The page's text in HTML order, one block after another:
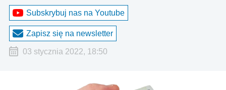
Subskrybuj nas na Youtube
Zapisz się na newsletter
03 stycznia 2022, 18:50